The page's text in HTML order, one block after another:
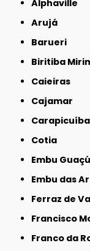
Alphaville
Arujá
Barueri
Biritiba
Caieiras
Cajamar
Carapicuíba
Cotia
Embu Guaçú
Embu das
Ferraz de
Francisco
Franco da